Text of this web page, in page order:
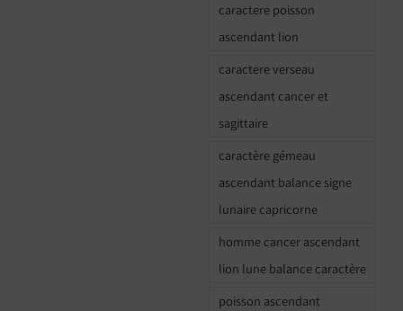
caractere poisson
ascendant lion
caractere verseau
ascendant cancer et
sagittaire
caractère gémeau
ascendant balance signe
lunaire capricorne
homme cancer ascendant
lion lune balance caractère
poisson ascendant